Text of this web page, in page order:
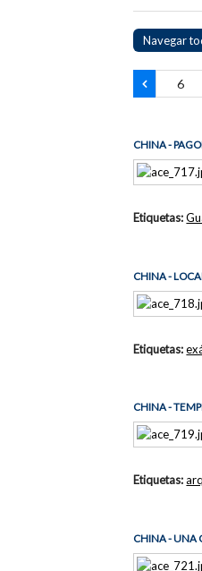
Navegar
CHINA -
Etiquetas:
CHINA -
Etiquetas:
CHINA -
Etiquetas:
CHINA - UNA